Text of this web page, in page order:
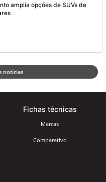
amplia opções de SUVs de
notícias
Fichas técnicas
Marcas
Comparativo